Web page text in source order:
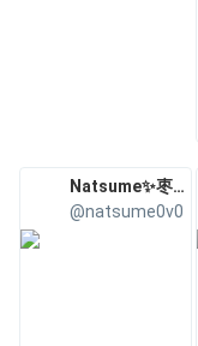
Natsume✨枣糕
@natsume0v0